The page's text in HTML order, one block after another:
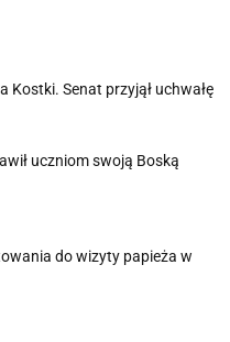
Kostki. Senat przyjął uchwałę
uczniom swoją Boską
do wizyty papieża w